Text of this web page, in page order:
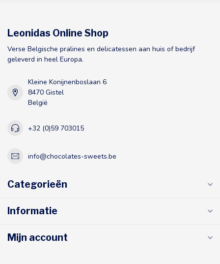
Leonidas Online Shop
Verse Belgische pralines en delicatessen aan huis of bedrijf
geleverd in heel Europa.
Kleine Konijnenboslaan 6
8470 Gistel
België
+32 (0)59 703015
info@chocolates-sweets.be
Categorieën
Informatie
Mijn account